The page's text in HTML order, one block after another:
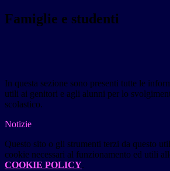
Famiglie e studenti
In questa sezione sono presenti tutte le
utili ai genitori e agli alunni per lo
scolastico.
Notizie
Questo sito o gli strumenti terzi da questo
cookie necessari al funzionamento ed utili
COOKIE POLICY.